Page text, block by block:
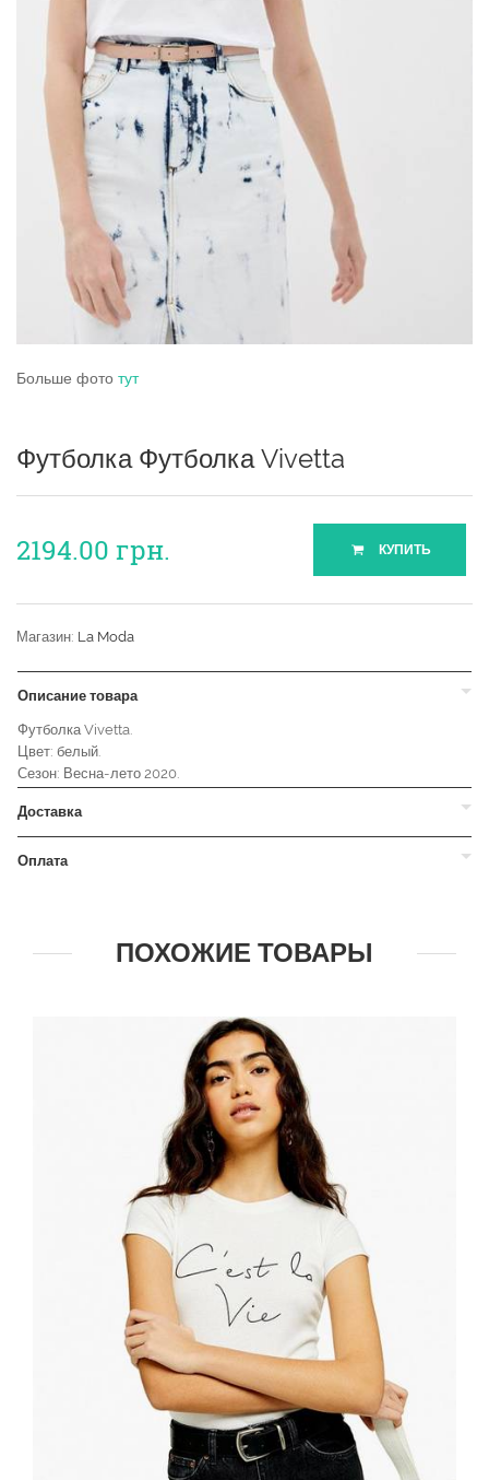
Больше фото тут
Футболка Футболка Vivetta
2194.00 грн. КУПИТЬ
Магазин: La Moda
Описание товара
Футболка Vivetta.
Цвет: белый.
Сезон: Весна-лето 2020.
Доставка
Оплата
ПОХОЖИЕ ТОВАРЫ